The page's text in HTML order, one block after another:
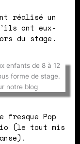
réalisé un
ont eux-
du stage.
fresque Pop
(le tout mis